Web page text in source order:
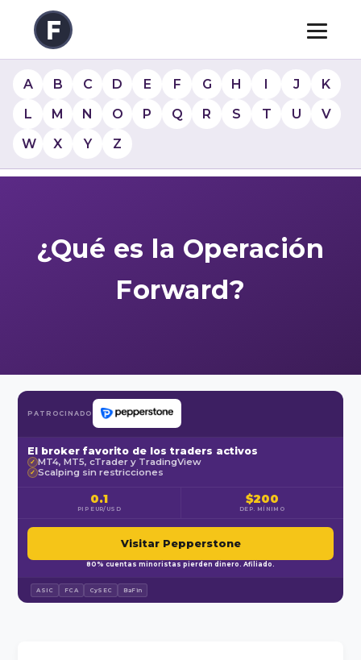
A B C D E F G H I J
K
L
M N O P Q R S T U
V
W
X Y Z
¿Qué es la Operación
Forward?
PATROCINADO
El broker favorito de los traders activos
✓ MT4, MT5, cTrader y TradingView
✓ Scalping sin restricciones
0.1
PIP EUR/USD
$200
DEP. MÍNIMO
Visitar Pepperstone
80% cuentas minoristas pierden dinero. Afiliado.
ASIC FCA CySEC BaFin